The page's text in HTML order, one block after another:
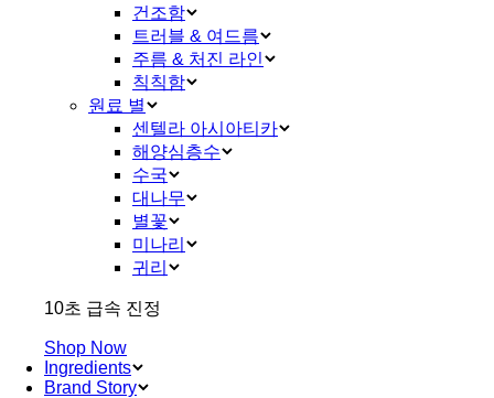
건조함
트러블 & 여드름
주름 & 처진 라인
칙칙함
원료 별
센텔라 아시아티카
해양심층수
수국
대나무
별꽃
미나리
귀리
10초 급속 진정
Shop Now
Ingredients
Brand Story